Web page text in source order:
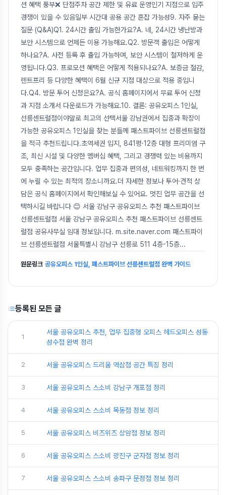
션 혜택 풍부❌ 단점주차 공간 제한 및 유료 운영인기 지점으로 입주
경쟁이 있을 수 있음일부 시간대 공용 공간 혼잡 가능성9. 자주 묻는
질문 (Q&A)Q1. 24시간 출입 가능한가요?A. 네, 24시간 냉난방과
보안 시스템으로 언제든 이용 가능해요.Q2. 방문객 출입은 어떻게
하나요?A. 사전 등록 후 출입 가능하며, 보안 시스템이 철저하게 운
영됩니다.Q3. 프로모션 혜택은 어떻게 적용되나요?A. 보증금 절감,
렌트프리 등 다양한 혜택이 6월 신규 지점 대상으로 적용 중입니
다.Q4. 방문 투어 신청은요?A. 공식 홈페이지에서 무료 투어 신청
과 지점 소개서 다운로드가 가능해요.10. 결론: 공유오피스 1인실,
선릉센트럴점이야말로 최고의 선택서울 강남권에서 집중과 확장이
가능한 공유오피스 1인실을 찾는 분들께 패스트파이브 선릉센트럴점
을 적극 추천드립니다.초역세권 입지, 841평·12층 대형 프리미엄 구
조, 최신 시설 및 다양한 멤버십 혜택, 그리고 경쟁력 있는 비용까지
모두 충족하는 공간입니다. 업무 집중과 편의성, 네트워킹까지 한 번
에 누릴 수 있는 최적의 장소니까요.더 자세한 정보나 투어·견적 상
담은 공식 홈페이지에서 확인해보실 수 있어요. 멋진 업무 공간을 선
택하시길 바랍니다 😊 서울 강남구 공유오피스 추천 패스트파이브
선릉센트럴점 서울 강남구 공유오피스 추천 패스트파이브 선릉센트
럴점 공유사무실 임대 정보입니다. m.site.naver.com 패스트파이
브 선릉센트럴점 서울특별시 강남구 선릉로 511 4층-15층...
원문링크 공유오피스 1인실, 패스트파이브 선릉센트럴점 완벽 가이드
등록된 모든 글
1
서울 공유오피스 추천, 업무 집중형 오피스 헤드오피스 성동
성수점 완벽 정리
2 서울 공유오피스 드리움 역삼점 공간 특징 정리
3 서울 공유오피스 스소비 강남구 개포점 정리
4 서울 공유오피스 스소비 목동점 정보 정리
5 서울 공유오피스 비즈위즈 상암점 정보 정리
6 서울 공유오피스 스소비 광진구 군자점 정보 정리
7 서울 공유오피스 스소비 송파구 문정점 정보 정리